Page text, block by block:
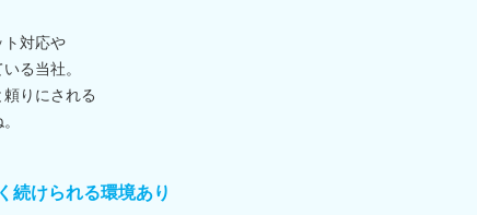
対応や
る当社。
頼りにされる
続けられる環境あり